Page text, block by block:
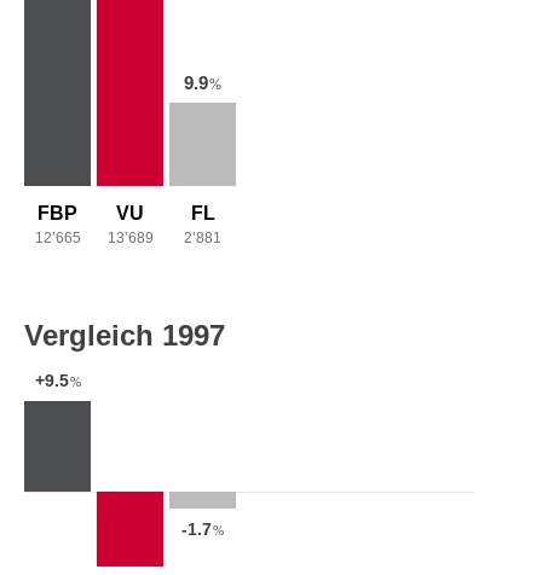
FBP
12’665
VU
13’689
9.9%
FL
2’881
Vergleich 1997
+9.5%
-1.7%